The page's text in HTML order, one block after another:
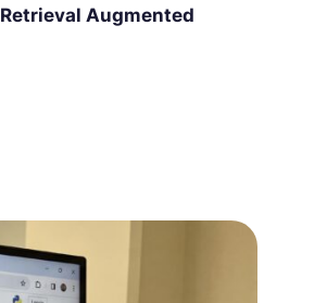
Retrieval Augmented